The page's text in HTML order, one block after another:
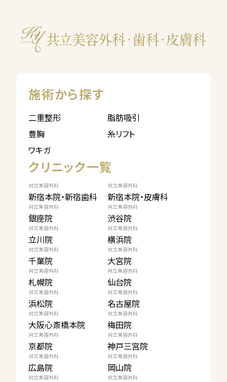
施術から探す
二重整形
脂肪吸引
豊胸
糸リフト
ワキガ
クリニック一覧
共立美容外科
新宿本院・新宿歯科
共立美容外科
新宿本院・皮膚科
共立美容外科
銀座院
共立美容外科
渋谷院
共立美容外科
立川院
共立美容外科
横浜院
共立美容外科
千葉院
共立美容外科
大宮院
共立美容外科
札幌院
共立美容外科
仙台院
共立美容外科
浜松院
共立美容外科
名古屋院
共立美容外科
大阪心斎橋本院
共立美容外科
梅田院
共立美容外科
京都院
共立美容外科
神戸三宮院
共立美容外科
広島院
共立美容外科
岡山院
共立美容外科 共立美容外科